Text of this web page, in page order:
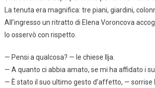
La tenuta era magnifica: tre piani, giardini,
All’ingresso un ritratto di Elena Voroncova
lo osservò con rispetto.
— Pensi a qualcosa? — le chiese Ilja.
— A quanto ci abbia amato, se mi ha affidato i
— È stato il suo ultimo gesto d’affetto, — sorrise